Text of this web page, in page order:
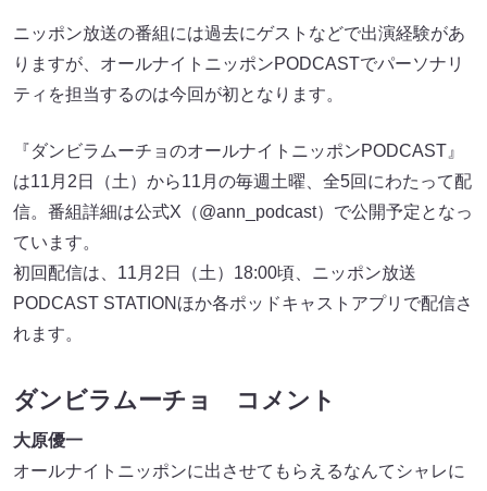
ニッポン放送の番組には過去にゲストなどで出演経験があ
りますが、オールナイトニッポンPODCASTでパーソナリ
ティを担当するのは今回が初となります。
『ダンビラムーチョのオールナイトニッポンPODCAST』
は11月2日（土）から11月の毎週土曜、全5回にわたって配
信。番組詳細は公式X（@ann_podcast）で公開予定となっ
ています。
初回配信は、11月2日（土）18:00頃、ニッポン放送
PODCAST STATIONほか各ポッドキャストアプリで配信さ
れます。
ダンビラムーチョ コメント
大原優一
オールナイトニッポンに出させてもらえるなんてシャレに